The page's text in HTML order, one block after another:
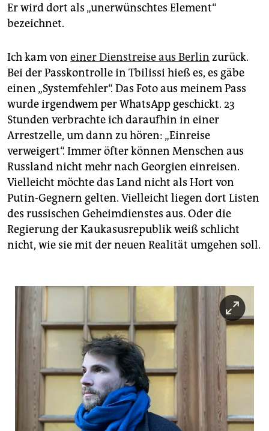
Er wird dort als „unerwünschtes Element“
bezeichnet.
Ich kam von einer Dienstreise aus Berlin zurück.
Bei der Passkontrolle in Tbilissi hieß es, es gäbe
einen „Systemfehler“. Das Foto aus meinem Pass
wurde irgendwem per WhatsApp geschickt. 23
Stunden verbrachte ich daraufhin in einer
Arrestzelle, um dann zu hören: „Einreise
verweigert“. Immer öfter können Menschen aus
Russland nicht mehr nach Georgien einreisen.
Vielleicht möchte das Land nicht als Hort von
Putin-Gegnern gelten. Vielleicht liegen dort Listen
des russischen Geheimdienstes aus. Oder die
Regierung der Kaukasusrepublik weiß schlicht
nicht, wie sie mit der neuen Realität umgehen soll.